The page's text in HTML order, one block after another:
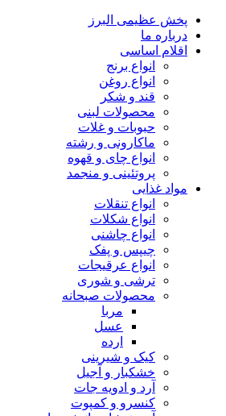
پخش عظیمی البرز
درباره ما
اقلام اساسی
انواع برنج
انواع روغن
قند و شکر
محصولات لبنی
حبوبات و غلات
ماکارونی و رشته
انواع چای و قهوه
پروتئینی و منجمد
مواد غذایی
انواع تنقلات
انواع شکلات
انواع چاشنی
چیپس و پفک
انواع عرقیجات
ترشی و شوری
محصولات صبحانه
مربا
عسل
ارده
کیک و شیرینی
خشکبار و آجیل
آرد و ادویه جات
کنسرو و کمپوت